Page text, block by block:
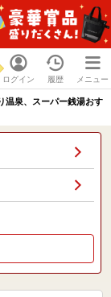
ログイン 履歴 メニュー
温泉、スーパー銭湯おす